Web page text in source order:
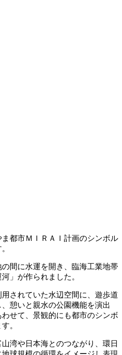
都市ＭＩＲＡＩ計画のシンボル
間に水運を開き、臨海工業地帯
」が作られました。
されていた水辺空間に、遊歩道
憩いと親水の公園機能を演出
せて、景観的にも都市のシンボ
。
湾や日本海とのつながり、環日